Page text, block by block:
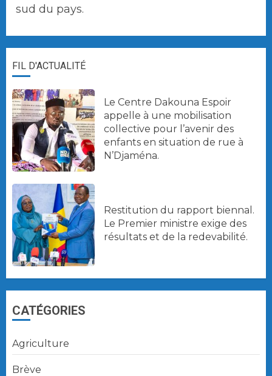
sud du pays.
FIL D'ACTUALITÉ
Le Centre Dakouna Espoir
appelle à une mobilisation
collective pour l’avenir des
enfants en situation de rue à
N’Djaména.
Restitution du rapport biennal.
Le Premier ministre exige des
résultats et de la redevabilité.
CATÉGORIES
Agriculture
Brève